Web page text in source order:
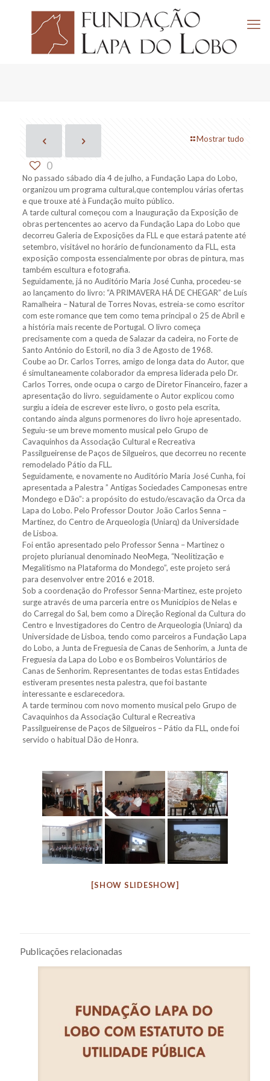
Mostrar tudo
0
No passado sábado dia 4 de julho, a Fundação Lapa do Lobo,
organizou um programa cultural,que contemplou várias ofertas
e que trouxe até à Fundação muito público.
A tarde cultural começou com a Inauguração da Exposição de
obras pertencentes ao acervo da Fundação Lapa do Lobo que
decorreu Galeria de Exposições da FLL e que estará patente até
setembro, visitável no horário de funcionamento da FLL, esta
exposição composta essencialmente por obras de pintura, mas
também escultura e fotografia.
Seguidamente, já no Auditório Maria José Cunha, procedeu-se
ao lançamento do livro: “A PRIMAVERA HÁ DE CHEGAR” de Luís
Ramalheira – Natural de Torres Novas, estreia-se como escritor
com este romance que tem como tema principal o 25 de Abril e
a história mais recente de Portugal. O livro começa
precisamente com a queda de Salazar da cadeira, no Forte de
Santo António do Estoril, no dia 3 de Agosto de 1968.
Coube ao Dr. Carlos Torres, amigo de longa data do Autor, que
é simultaneamente colaborador da empresa liderada pelo Dr.
Carlos Torres, onde ocupa o cargo de Diretor Financeiro, fazer a
apresentação do livro. seguidamente o Autor explicou como
surgiu a ideia de escrever este livro, o gosto pela escrita,
contando ainda alguns pormenores do livro hoje apresentado.
Seguiu-se um breve momento musical pelo Grupo de
Cavaquinhos da Associação Cultural e Recreativa
Passilgueirense de Paços de Silgueiros, que decorreu no recente
remodelado Pátio da FLL.
Seguidamente, e novamente no Auditório Maria José Cunha, foi
apresentada a Palestra ” Antigas Sociedades Camponesas entre
Mondego e Dão”: a propósito do estudo/escavação da Orca da
Lapa do Lobo. Pelo Professor Doutor João Carlos Senna –
Martinez, do Centro de Arqueologia (Uniarq) da Universidade
de Lisboa.
Foi então apresentado pelo Professor Senna – Martinez o
projeto plurianual denominado NeoMega, “Neolitização e
Megalitismo na Plataforma do Mondego”, este projeto será
para desenvolver entre 2016 e 2018.
Sob a coordenação do Professor Senna-Martinez, este projeto
surge através de uma parceria entre os Municípios de Nelas e
do Carregal do Sal, bem como a Direção Regional da Cultura do
Centro e Investigadores do Centro de Arqueologia (Uniarq) da
Universidade de Lisboa, tendo como parceiros a Fundação Lapa
do Lobo, a Junta de Freguesia de Canas de Senhorim, a Junta de
Freguesia da Lapa do Lobo e os Bombeiros Voluntários de
Canas de Senhorim. Representantes de todas estas Entidades
estiveram presentes nesta palestra, que foi bastante
interessante e esclarecedora.
A tarde terminou com novo momento musical pelo Grupo de
Cavaquinhos da Associação Cultural e Recreativa
Passilgueirense de Paços de Silgueiros – Pátio da FLL, onde foi
servido o habitual Dão de Honra.
[SHOW SLIDESHOW]
Publicações relacionadas